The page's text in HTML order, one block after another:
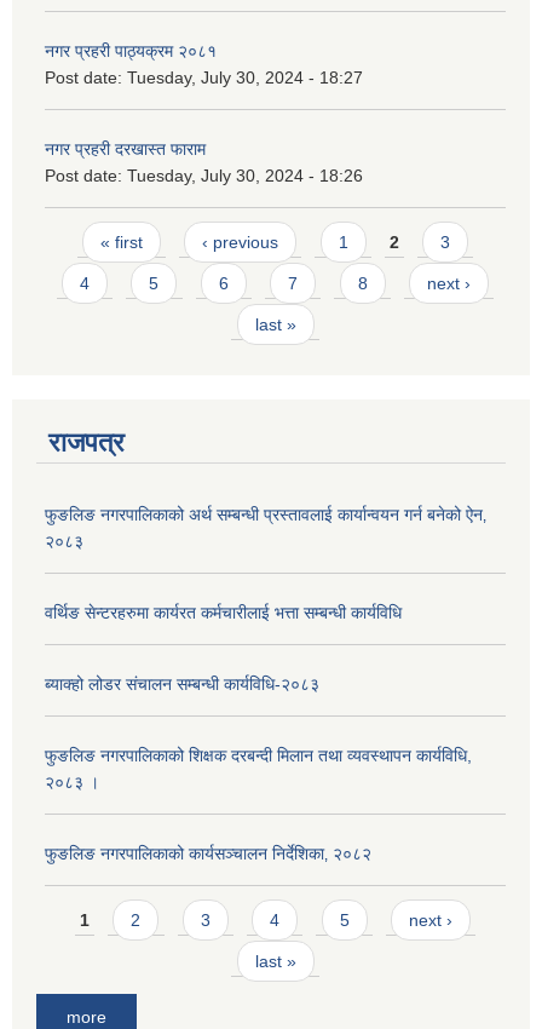
नगर प्रहरी पाठ्यक्रम २०८१
Post date: Tuesday, July 30, 2024 - 18:27
नगर प्रहरी दरखास्त फाराम
Post date: Tuesday, July 30, 2024 - 18:26
Pages
« first ‹ previous 1 2 3
4 5 6 7 8 next ›
last »
राजपत्र
फुङलिङ नगरपालिकाको अर्थ सम्बन्धी प्रस्तावलाई कार्यान्वयन गर्न बनेको ऐन‚
२०८३
वर्थिङ सेन्टरहरुमा कार्यरत कर्मचारीलाई भत्ता सम्बन्धी कार्यविधि
ब्याक्हो लोडर संचालन सम्बन्धी कार्यविधि-२०८३
फुङलिङ नगरपालिकाको शिक्षक दरबन्दी मिलान तथा व्यवस्थापन कार्यविधि,
२०८३ ।
फुङलिङ नगरपालिकाको कार्यसञ्चालन निर्देशिका‚ २०८२
Pages
1 2 3 4 5 next ›
last »
more